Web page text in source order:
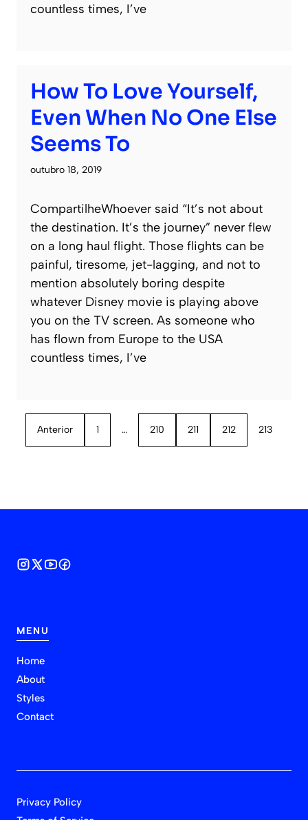
countless times, I’ve
How To Love Yourself,
Even When No One Else
Seems To
outubro 18, 2019
CompartilheWhoever said “It’s not about
the destination. It’s the journey” never flew
on a long haul flight. Those flights can be
painful, tiresome, jet-lagging, and not to
mention absolutely boring despite
whatever Disney movie is playing above
you on the TV screen. As someone who
has flown from Europe to the USA
countless times, I’ve
Anterior 1 … 210 211 212 213
MENU
Home
About
Styles
Contact
Privacy Policy